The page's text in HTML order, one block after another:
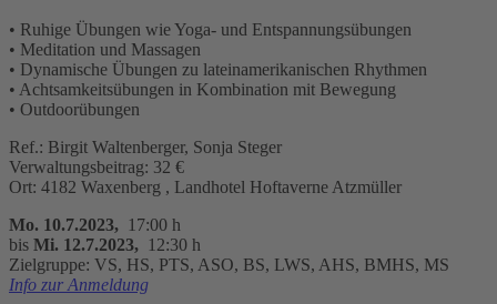
• Ruhige Übungen wie Yoga- und Entspannungsübungen
• Meditation und Massagen
• Dynamische Übungen zu lateinamerikanischen Rhythmen
• Achtsamkeitsübungen in Kombination mit Bewegung
• Outdoorübungen
Ref.: Birgit Waltenberger, Sonja Steger
Verwaltungsbeitrag: 32 €
Ort: 4182 Waxenberg , Landhotel Hoftaverne Atzmüller
Mo. 10.7.2023, 17:00 h
bis Mi. 12.7.2023, 12:30 h
Zielgruppe: VS, HS, PTS, ASO, BS, LWS, AHS, BMHS, MS
Info zur Anmeldung